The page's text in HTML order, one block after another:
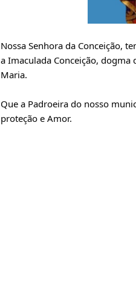
Nossa Senhora da Conceição,
a Imaculada Conceição, dogma
Maria.
Que a Padroeira do nosso
proteção e Amor.